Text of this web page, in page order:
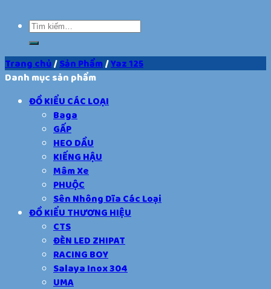
Trang chủ/Sản Phẩm /Yaz 125
Danh mục sản phẩm
ĐỒ KIỂU CÁC LOẠI
Baga
GẤP
HEO DẦU
KIẾNG HẬU
Mâm Xe
PHUỘC
Sên Nhông Dĩa Các Loại
ĐỒ KIỂU THƯƠNG HIỆU
CTS
ĐÈN LED ZHIPAT
RACING BOY
Salaya Inox 304
UMA